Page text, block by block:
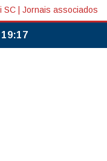
SC Jornais associados